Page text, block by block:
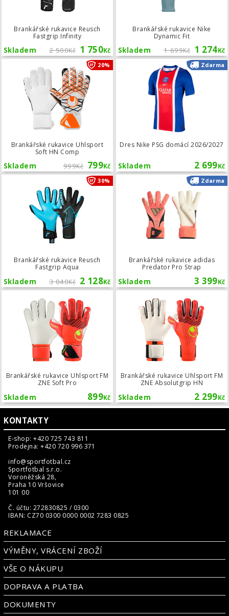
Brankářské rukavice Reusch
Fastgrip Infinity
2 500Kč 1 750Kč
Skladem
Brankářské rukavice Nike
Dynamic Fit
1 699Kč 1 274Kč
Skladem
Brankářské rukavice Uhlsport
Soft HN Comp
999Kč 799Kč
Skladem
20% Brankářské rukavice Uhlsport Soft
Dres Nike PSG domácí 2026/2027
2 699Kč
Skladem
Zdarma
Brankářské rukavice Reusch
Fastgrip Aqua
3 040Kč 2 128Kč
Skladem
30% Brankářské rukavice Reusch
Brankářské rukavice adidas
Predator Pro Strap
3 399Kč
Skladem
Zdarma
Brankářské rukavice Uhlsport FM
ZNE Soft Pro
899Kč
Skladem
Brankářské rukavice Uhlsport FM
ZNE Absolutgrip HN
2 299Kč
Skladem
KONTAKTY
E-shop: +420 725 743 811
Prodejna: +420 720 996 371
info@sportfotbal.cz
Sportfotbal s.r.o.
Voroněžská 28,
Praha 10 Vršovice
101 00
Č. účtu: 272830825 / 0300
IBAN: CZ70 0300 0000 0002 7283 0825
REKLAMACE
VÝMĚNY, VRÁCENÍ ZBOŽÍ
VŠE O NÁKUPU
DOPRAVA A PLATBA
DOKUMENTY